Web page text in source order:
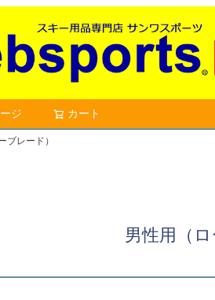
ジ カート
ブレード）
男性用（ロ